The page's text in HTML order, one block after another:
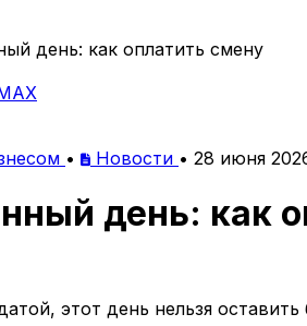
день: как оплатить смену
• Новости • 28 июня
день: как
этот день нельзя